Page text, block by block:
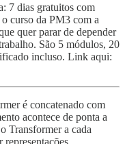
7 dias gratuitos com
curso da PM3 com a
quer parar de depender
São 5 módulos, 20
incluso. Link aqui:
é concatenado com
acontece de ponta a
Transformer a cada